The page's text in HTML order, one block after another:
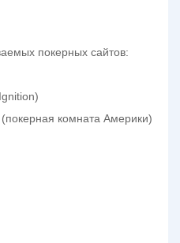
покерных сайтов:
комната Америки)